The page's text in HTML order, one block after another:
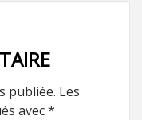
publiée. Les
avec*